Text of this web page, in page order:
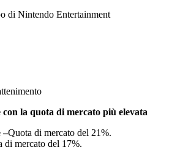
di Nintendo Entertainment
la quota di mercato più elevata
–Quota di mercato del 21%.
di mercato del 17%.